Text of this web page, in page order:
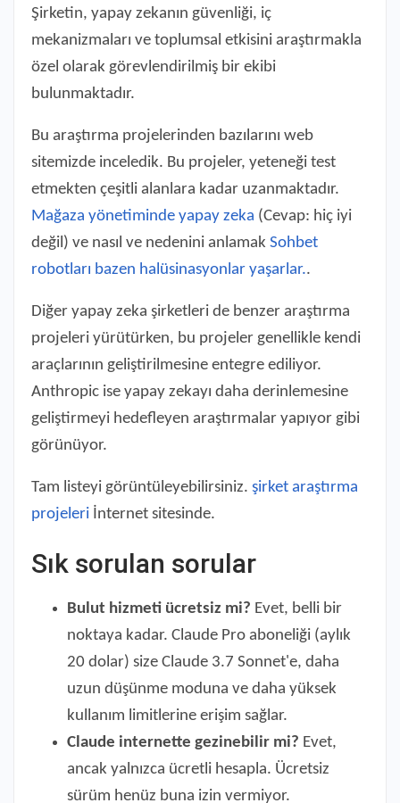
Şirketin, yapay zekanın güvenliği, iç
mekanizmaları ve toplumsal etkisini araştırmakla
özel olarak görevlendirilmiş bir ekibi
bulunmaktadır.
Bu araştırma projelerinden bazılarını web
sitemizde inceledik. Bu projeler, yeteneği test
etmekten çeşitli alanlara kadar uzanmaktadır.
Mağaza yönetiminde yapay zeka (Cevap: hiç iyi
değil) ve nasıl ve nedenini anlamak Sohbet
robotları bazen halüsinasyonlar yaşarlar..
Diğer yapay zeka şirketleri de benzer araştırma
projeleri yürütürken, bu projeler genellikle kendi
araçlarının geliştirilmesine entegre ediliyor.
Anthropic ise yapay zekayı daha derinlemesine
geliştirmeyi hedefleyen araştırmalar yapıyor gibi
görünüyor.
Tam listeyi görüntüleyebilirsiniz. şirket araştırma
projeleri İnternet sitesinde.
Sık sorulan sorular
Bulut hizmeti ücretsiz mi? Evet, belli bir
noktaya kadar. Claude Pro aboneliği (aylık
20 dolar) size Claude 3.7 Sonnet'e, daha
uzun düşünme moduna ve daha yüksek
kullanım limitlerine erişim sağlar.
Claude internette gezinebilir mi? Evet,
ancak yalnızca ücretli hesapla. Ücretsiz
sürüm henüz buna izin vermiyor.